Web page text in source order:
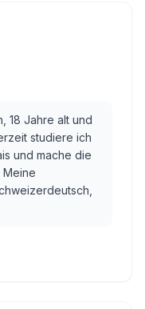
18 Jahre alt und
studiere ich
und mache die
Meine